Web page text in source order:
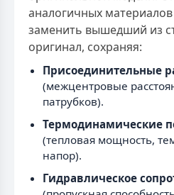
аналогичных
заменить вышедший из
оригинал, сохраняя:
Присоединительные
(межцентровые
патрубков).
Термодинамические
(тепловая мощность,
напор).
Гидравлическое